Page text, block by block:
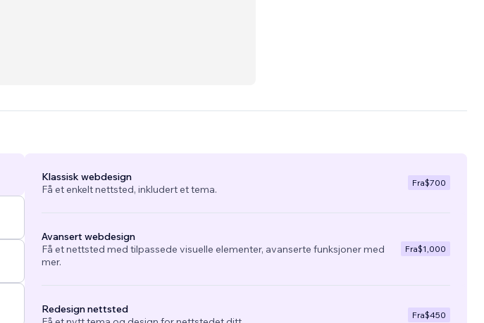
Klassisk webdesign
Få et enkelt nettsted, inkludert et tema.
Fra$700
Avansert webdesign
Få et nettsted med tilpassede visuelle elementer, avanserte funksjoner med
mer.
Fra$1,000
Redesign nettsted
Fra$450